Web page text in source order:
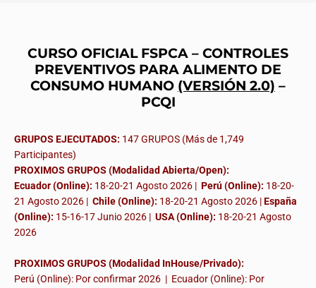
CURSO OFICIAL FSPCA – CONTROLES
PREVENTIVOS PARA ALIMENTO DE
CONSUMO HUMANO (VERSIÓN 2.0) –
PCQI
GRUPOS EJECUTADOS: 147 GRUPOS (Más de 1,749
Participantes)
PROXIMOS GRUPOS (Modalidad Abierta/Open):
Ecuador (Online): 18-20-21 Agosto 2026 | Perú (Online): 18-20-
21 Agosto 2026 | Chile (Online): 18-20-21 Agosto 2026 |España
(Online): 15-16-17 Junio 2026 | USA (Online): 18-20-21 Agosto
2026
PROXIMOS GRUPOS (Modalidad InHouse/Privado):
Perú (Online): Por confirmar 2026 | Ecuador (Online): Por